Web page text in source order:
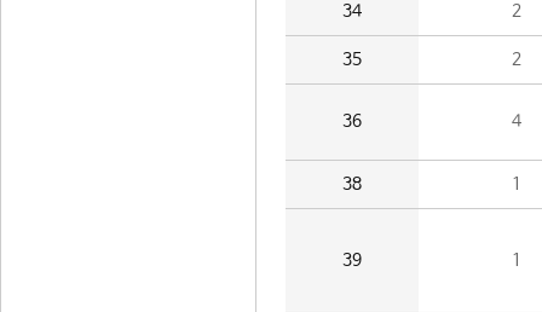
34 2
35 2
36 4
38 1
39 1